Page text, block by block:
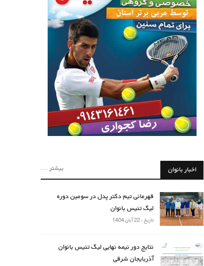
اخبار بانوان بیشتر ...
قهرمانی تیم دکتر پدل در سومین دوره
لیگ تنیس بانوان
تاریخ : 22 آبان 1404
نتایج دور نیمه نهایی لیگ تنیس بانوان
آذربایجان شرقی